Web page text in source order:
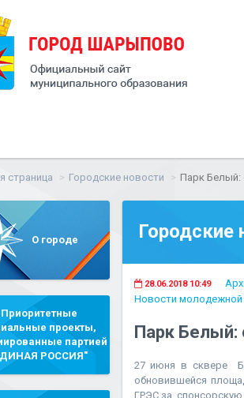
страница Городские новости Парк Белый:
О городе
Приоритетные
проекты,
партией
РОССИЯ"
Городские
28.06.2018 10:49
Новости молодежной
Парк Белый:
27 июня в сквере
обновившейся
ГРЭС за